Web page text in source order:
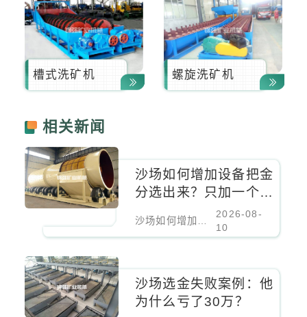
槽式洗矿机 螺旋洗矿机
相关新闻
沙场如何增加设备把金
分选出来？只加一个螺
旋溜槽行不行2026-08-
10
沙场选金失败案例：他
为什么亏了30万？